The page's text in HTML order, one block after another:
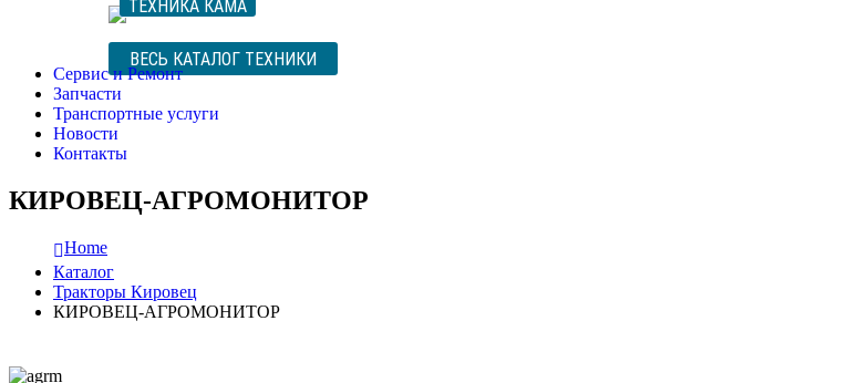
ТЕХНИКА КАМА
ВЕСЬ КАТАЛОГ ТЕХНИКИ
Сервис и Ремонт
Запчасти
Транспортные услуги
Новости
Контакты
КИРОВЕЦ-АГРОМОНИТОР
Home
Каталог
Тракторы Кировец
КИРОВЕЦ-АГРОМОНИТОР